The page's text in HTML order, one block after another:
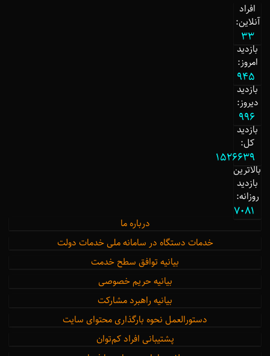
افراد
آنلاین:
33
بازدید
امروز:
945
بازدید
دیروز:
996
بازدید
کل:
1526639
بالاترین
بازدید
روزانه:
7081
درباره ما
خدمات دستگاه در سامانه ملی خدمات دولت
بیانیه توافق سطح خدمت
بیانیه حریم خصوصی
بیانیه راهبرد مشارکت
دستورالعمل نحوه بارگذاری محتوای سایت
پشتیبانی افراد کم‌توان